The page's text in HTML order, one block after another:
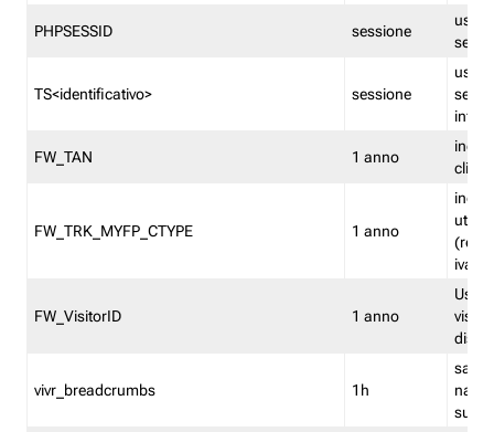
PHPSESSID sessione
TS<identificativo> sessione
FW_TAN 1 anno
FW_TRK_MYFP_CTYPE 1 anno
iva/
FW_VisitorID 1 anno
vivr_breadcrumbs 1h
salva
su